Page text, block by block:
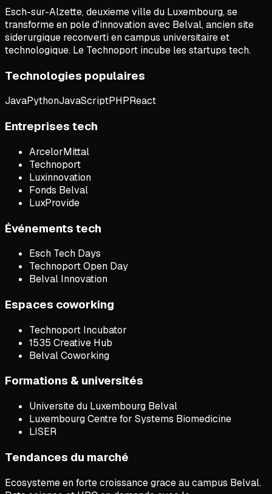
Esch-sur-Alzette, deuxieme ville du Luxembourg, se
transforme en pole d'innovation avec Belval, ancien site
siderurgique reconverti en campus universitaire et
technologique. Le Technoport incube les startups tech.
Technologies populaires
JavaPythonJavaScriptPHPReact
Entreprises tech
ArcelorMittal
Technoport
Luxinnovation
Fonds Belval
LuxProvide
Événements tech
Esch Tech Days
Technoport Open Day
Belval Innovation
Espaces coworking
Technoport Incubator
1535 Creative Hub
Belval Coworking
Formations & universités
Universite du Luxembourg Belval
Luxembourg Centre for Systems Biomedicine
LISER
Tendances du marché
Ecosysteme en forte croissance grace au campus Belval.